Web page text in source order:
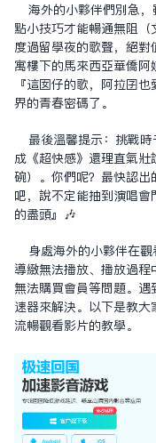
海外的小夥伴們別急，
點小技巧才能暢通無阻
度過留學夜的歌聲，絕
寓樓下的馬來西亞華僑阿
『這囡仔的歌，阿拉囝
界的青春密碼了。
最後溫馨提示：挑戰
成《超快感》還理直氣
碗）。你們呢？最快認出
吧，說不定能抽到演唱
的盡頭』🎶
身處海外的小夥伴在
導致無法播放、播放過程
無法購買會員等問題。
速器來解決。以下是教
流暢觀看影片的教學。